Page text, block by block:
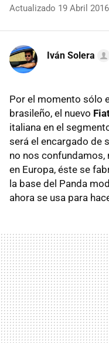
Actualizado 19 Abril
Iván Solera
Por el momento sólo
brasileño, el nuevo
italiana en el
será el encargado de
no nos confundamos,
en Europa, éste se
la base del Panda
ahora se usa para